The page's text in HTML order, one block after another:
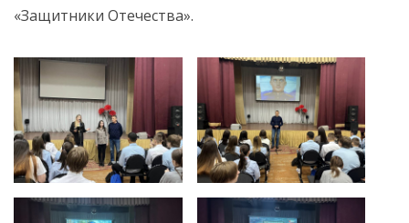
«Защитники Отечества».